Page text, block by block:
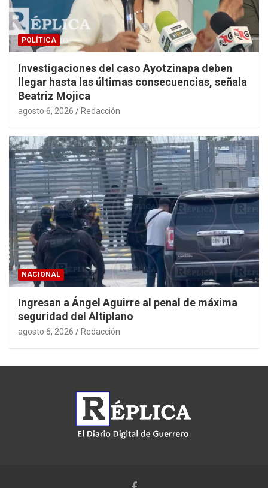
POLÍTICA
Investigaciones del caso Ayotzinapa deben
llegar hasta las últimas consecuencias, señala
Beatriz Mojica
agosto 6, 2026 Redacción
NACIONAL
Ingresan a Ángel Aguirre al penal de máxima
seguridad del Altiplano
agosto 6, 2026 Redacción